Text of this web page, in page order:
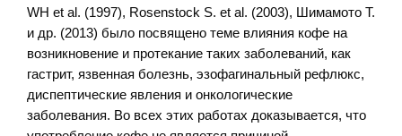
WH et al. (1997), Rosenstock S. et al. (2003), Шимамото Т.
и др. (2013) было посвящено теме влияния кофе на
возникновение и протекание таких заболеваний, как
гастрит, язвенная болезнь, эзофагинальный рефлюкс,
диспептические явления и онкологические
заболевания. Во всех этих работах доказывается, что